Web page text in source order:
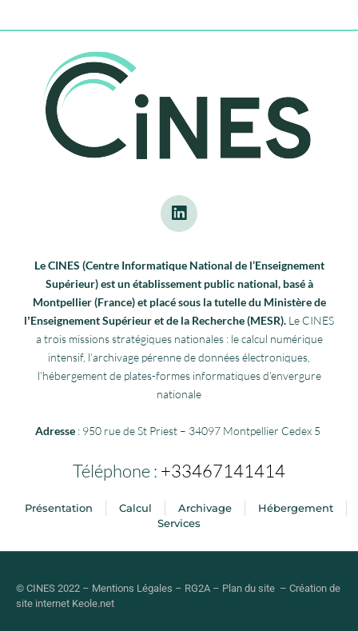
Le CINES (Centre Informatique National de l’Enseignement
Supérieur) est un établissement public national, basé à
Montpellier (France) et placé sous la tutelle du Ministère de
lʼEnseignement Supérieur et de la Recherche (MESR). Le CINES
a trois missions stratégiques nationales : le calcul numérique
intensif, l’archivage pérenne de données électroniques,
l’hébergement de plates-formes informatiques d’envergure
nationale
Adresse : 950 rue de St Priest – 34097 Montpellier Cedex 5
Téléphone : +33467141414
Présentation Calcul Archivage
Hébergement
Services
© CINES 2022 – Mentions Légales – RG2A – Plan du site – Création de
site internet Keole.net